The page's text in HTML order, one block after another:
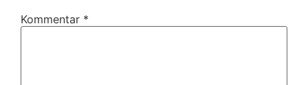
Kommentar *